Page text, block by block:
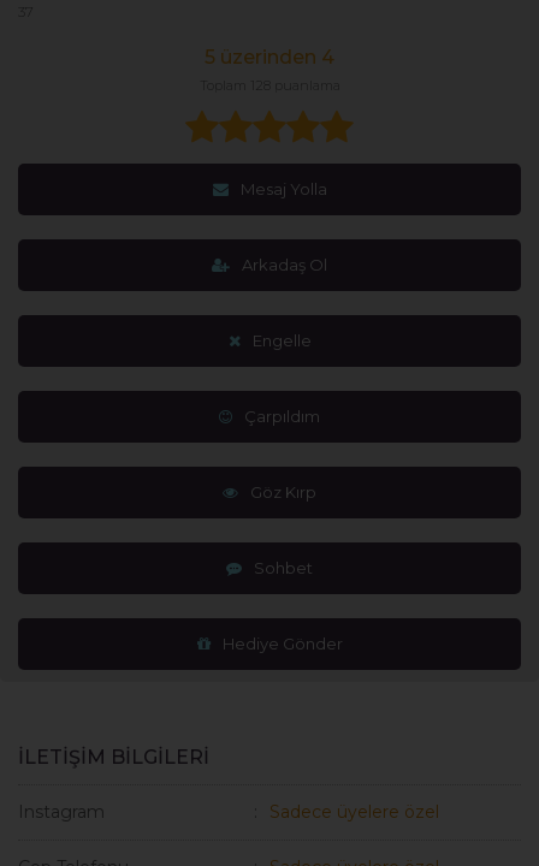
37
5 üzerinden 4
Toplam 128 puanlama
Mesaj Yolla
Arkadaş Ol
Engelle
Çarpıldım
Göz Kırp
Sohbet
Hediye Gönder
İLETİŞİM BİLGİLERİ
Instagram Sadece üyelere özel